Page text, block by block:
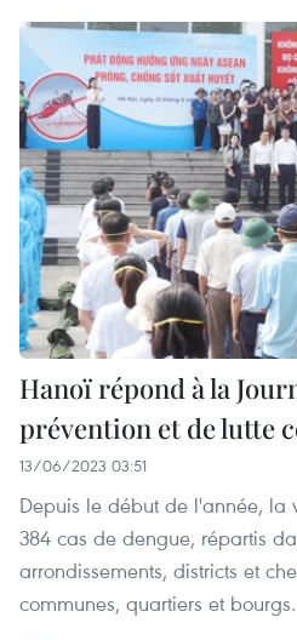
Hanoï répond à la
prévention et de lutte
13/06/2023 03:51
Depuis le début de l'année,
384 cas de dengue, répartis
arrondissements, districts et
communes, quartiers et bourgs.